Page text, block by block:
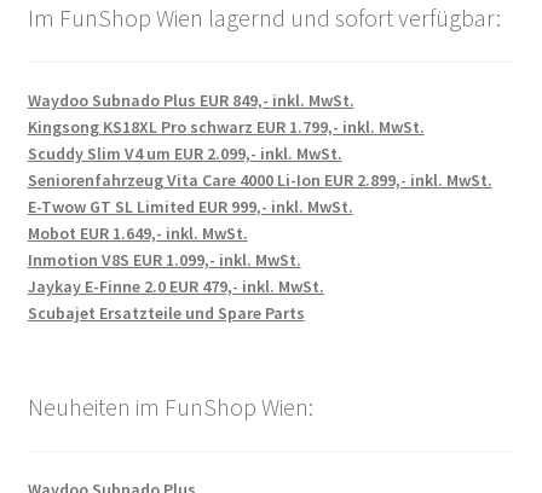
Im FunShop Wien lagernd und sofort verfügbar:
Waydoo Subnado Plus EUR 849,- inkl. MwSt.
Kingsong KS18XL Pro schwarz EUR 1.799,- inkl. MwSt.
Scuddy Slim V4 um EUR 2.099,- inkl. MwSt.
Seniorenfahrzeug Vita Care 4000 Li-Ion EUR 2.899,- inkl. MwSt.
E-Twow GT SL Limited EUR 999,- inkl. MwSt.
Mobot EUR 1.649,- inkl. MwSt.
Inmotion V8S EUR 1.099,- inkl. MwSt.
Jaykay E-Finne 2.0 EUR 479,- inkl. MwSt.
Scubajet Ersatzteile und Spare Parts
Neuheiten im FunShop Wien: